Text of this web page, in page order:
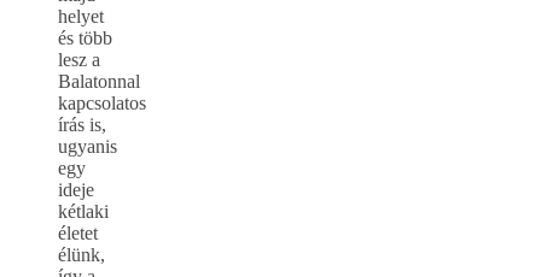
helyet
és több
lesz a
Balatonnal
kapcsolatos
írás is,
ugyanis
egy
ideje
kétlaki
életet
élünk,